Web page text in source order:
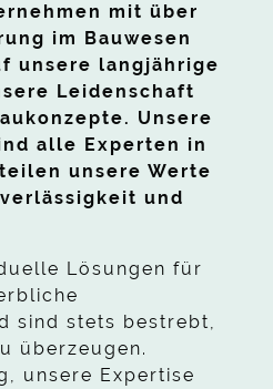
mit über
im Bauwesen
unsere langjährige
Leidenschaft
Unsere
alle Experten in
unsere Werte
und
Lösungen für
sind stets bestrebt,
überzeugen.
unsere Expertise